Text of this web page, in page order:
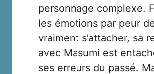
personnage complexe.
les émotions par peur de
vraiment s’attacher, sa
avec Masumi est
ses erreurs du passé.